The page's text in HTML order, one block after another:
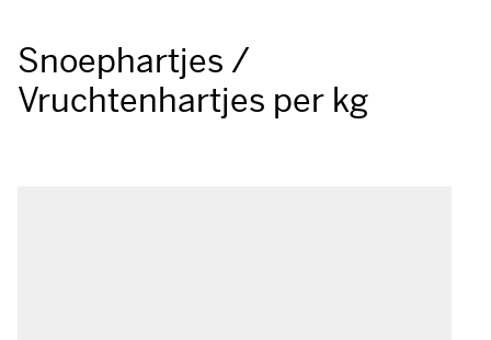
Snoephartjes /
Vruchtenhartjes per kg